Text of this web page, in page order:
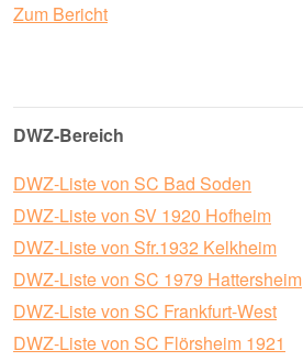
Zum Bericht
DWZ-Bereich
DWZ-Liste von SC Bad Soden
DWZ-Liste von SV 1920 Hofheim
DWZ-Liste von Sfr.1932 Kelkheim
DWZ-Liste von SC 1979 Hattersheim
DWZ-Liste von SC Frankfurt-West
DWZ-Liste von SC Flörsheim 1921